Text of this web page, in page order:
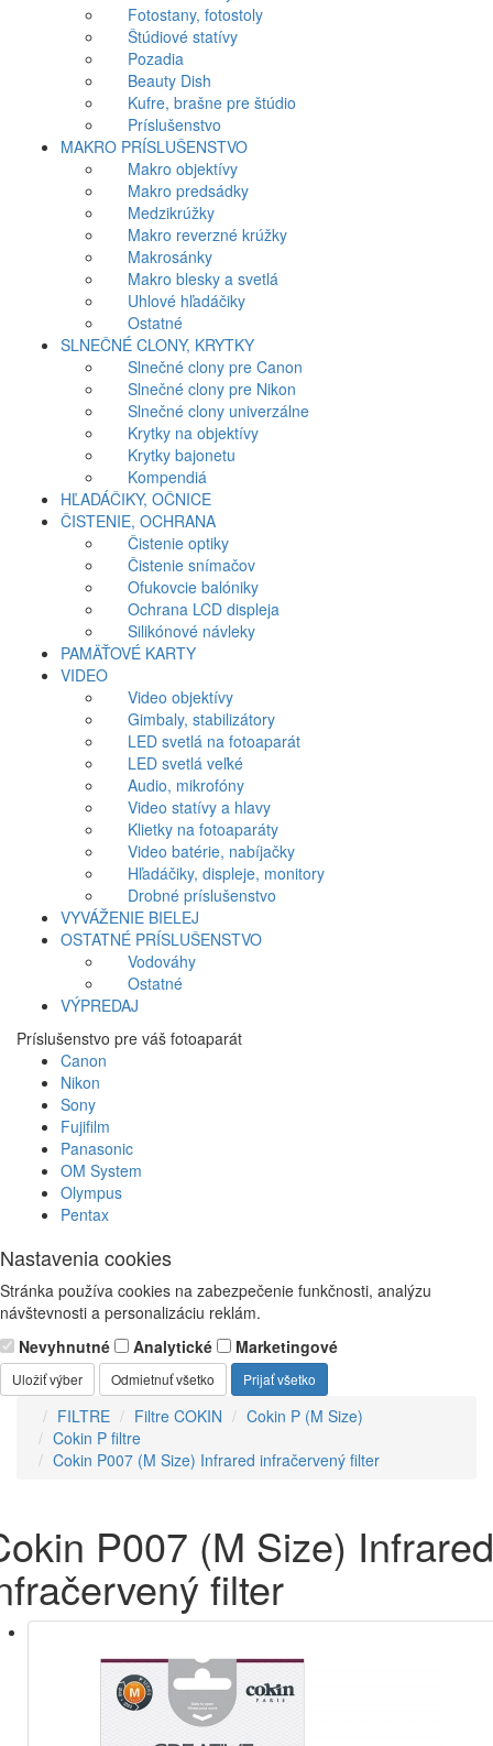
Fotostany, fotostoly
Štúdiové statívy
Pozadia
Beauty Dish
Kufre, brašne pre štúdio
Príslušenstvo
MAKRO PRÍSLUŠENSTVO
Makro objektívy
Makro predsádky
Medzikrúžky
Makro reverzné krúžky
Makrosánky
Makro blesky a svetlá
Uhlové hľadáčiky
Ostatné
SLNEČNÉ CLONY, KRYTKY
Slnečné clony pre Canon
Slnečné clony pre Nikon
Slnečné clony univerzálne
Krytky na objektívy
Krytky bajonetu
Kompendiá
HĽADÁČIKY, OČNICE
ČISTENIE, OCHRANA
Čistenie optiky
Čistenie snímačov
Ofukovcie balóniky
Ochrana LCD displeja
Silikónové návleky
PAMÄŤOVÉ KARTY
VIDEO
Video objektívy
Gimbaly, stabilizátory
LED svetlá na fotoaparát
LED svetlá veľké
Audio, mikrofóny
Video statívy a hlavy
Klietky na fotoaparáty
Video batérie, nabíjačky
Hľadáčiky, displeje, monitory
Drobné príslušenstvo
VYVÁŽENIE BIELEJ
OSTATNÉ PRÍSLUŠENSTVO
Vodováhy
Ostatné
VÝPREDAJ
Príslušenstvo pre váš fotoaparát
Canon
Nikon
Sony
Fujifilm
Panasonic
OM System
Olympus
Pentax
Nastavenia cookies
Stránka používa cookies na zabezpečenie funkčnosti, analýzu
návštevnosti a personalizáciu reklám.
Nevyhnutné
Analytické Marketingové
Uložiť výber Odmietnuť všetko Prijať všetko
FILTRE Filtre COKIN
Cokin P (M Size)
Cokin P filtre
Cokin P007 (M Size) Infrared infračervený filter
P007 (M Size) Infrared
filter